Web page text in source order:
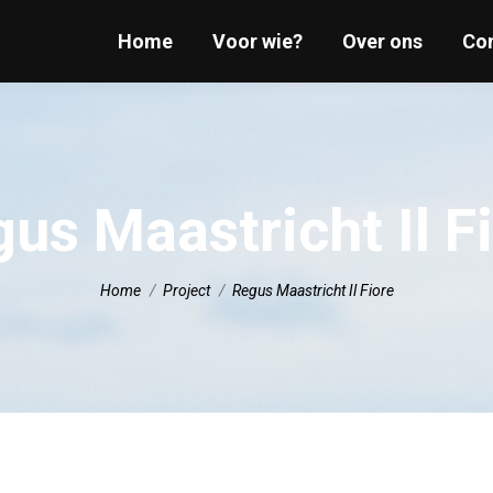
Home Voor wie? Over ons
Maastricht Il
Je bent hier:
Home Project Regus Maastricht Il Fiore
Home Voor wie? Over ons